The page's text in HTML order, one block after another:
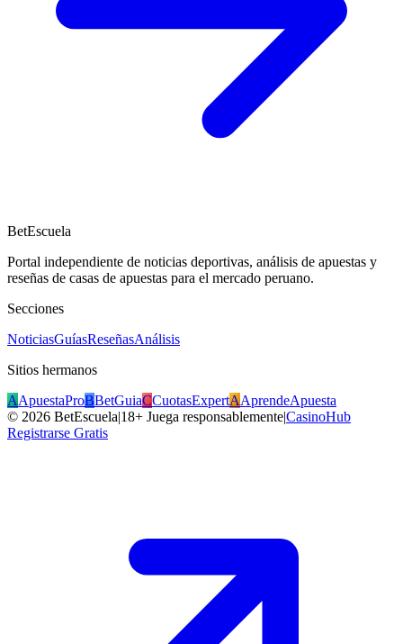
BetEscuela
Portal independiente de noticias deportivas, análisis de apuestas y
reseñas de casas de apuestas para el mercado peruano.
Secciones
NoticiasGuíasReseñasAnálisis
Sitios hermanos
AApuestaProBBetGuiaCCuotasExpertAAprendeApuesta
© 2026 BetEscuela|18+ Juega responsablemente|CasinoHub
Registrarse Gratis